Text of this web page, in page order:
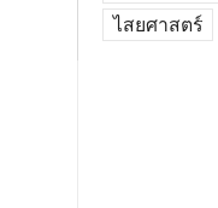
ไสยศาสตร์